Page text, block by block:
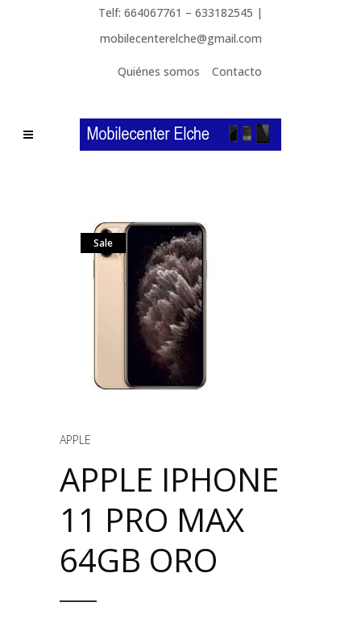
Telf: 664067761 – 633182545 |
mobilecenterelche@gmail.com
Quiénes somos Contacto
Sale
APPLE
APPLE IPHONE
11 PRO MAX
64GB ORO